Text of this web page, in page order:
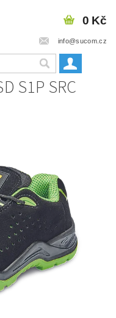
info@sucom.cz
0 Kč
S1P SRC